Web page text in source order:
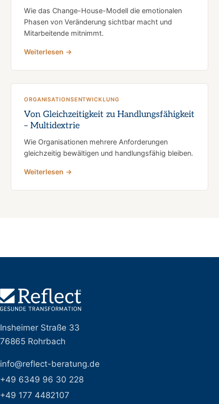
Wie das Change-House-Modell die emotionalen
Phasen von Veränderung sichtbar macht und
Mitarbeitende mitnimmt.
Weiterlesen →
ORGANISATIONSENTWICKLUNG
Von Gleichzeitigkeit zu Handlungsfähigkeit
– Multidextrie
Wie Organisationen mehrere Anforderungen
gleichzeitig bewältigen und handlungsfähig bleiben.
Weiterlesen →
Insheimer Straße 33
76865 Rohrbach
info@reflect-beratung.de
+49 6349 96 30 228
+49 177 4482107